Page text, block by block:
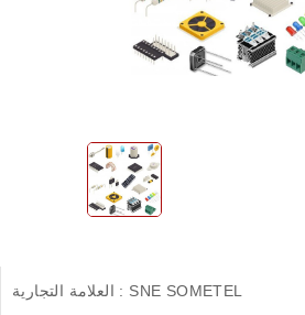
العلامة التجارية : SNE SOMETEL